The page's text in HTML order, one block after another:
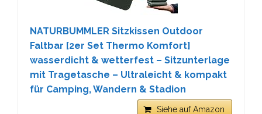
NATURBUMMLER Sitzkissen Outdoor
Faltbar [2er Set Thermo Komfort]
wasserdicht & wetterfest – Sitzunterlage
mit Tragetasche – Ultraleicht & kompakt
für Camping, Wandern & Stadion
Siehe auf Amazon